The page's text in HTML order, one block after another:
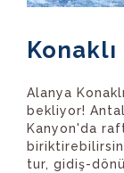
Alanya
bekliyor!
Kanyon'da
tur, gidiş-